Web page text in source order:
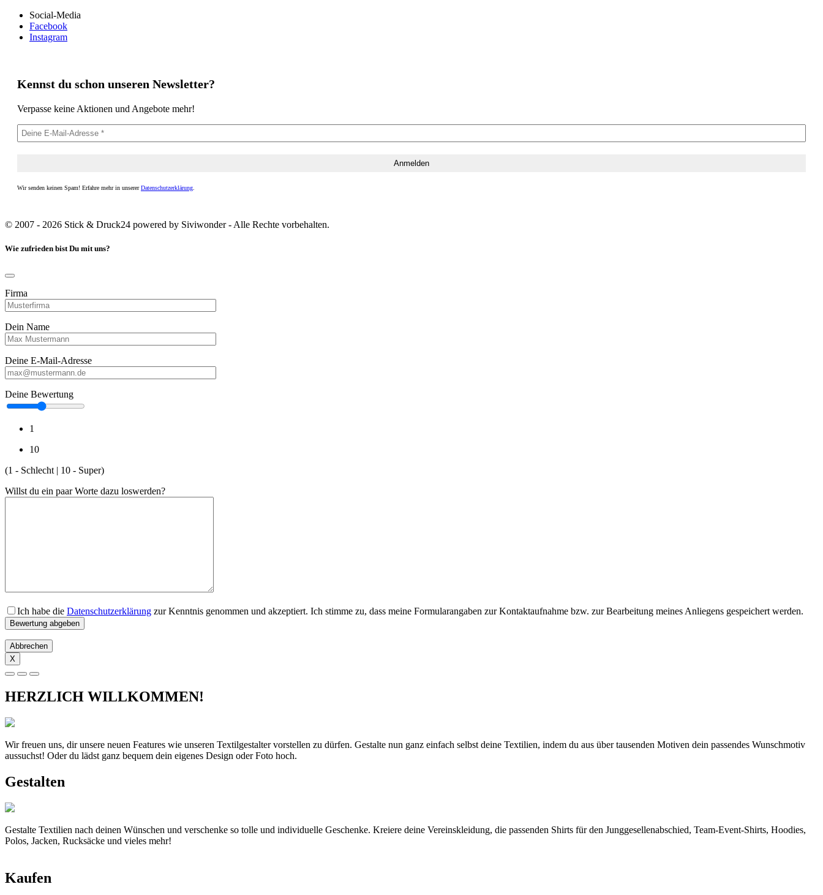
Social-Media
Facebook
Instagram
Kennst du schon unseren Newsletter?
Verpasse keine Aktionen und Angebote mehr!
Wir senden keinen Spam! Erfahre mehr in unsererDatenschutzerklärung
© 2007 - 2026 Stick & Druck24 powered by Siviwonder - Alle Rechte vorbehalten.
Wie zufrieden bist Du mit uns?
Firma
Dein Name
Deine E-Mail-Adresse
Deine Bewertung
1
10
(1 - Schlecht | 10 - Super)
Willst du ein paar Worte dazu loswerden?
Ich habe die Datenschutzerklärung zur Kenntnis genommen und akzeptiert. Ich stimme zu, dass meine Formularangaben zur Kontaktaufnahme bzw. zur Bearbeitung meines Anliegens gespeichert werden.
Abbrechen
X
HERZLICH WILLKOMMEN!
Wir freuen uns, dir unsere neuen Features wie unseren Textilgestalter vorstellen zu dürfen. Gestalte nun ganz einfach selbst deine Textilien, indem du aus über tausenden Motiven dein passendes Wunschmotiv
aussuchst! Oder du lädst ganz bequem dein eigenes Design oder Foto hoch.
Gestalten
Gestalte Textilien nach deinen Wünschen und verschenke so tolle und individuelle Geschenke. Kreiere deine Vereinskleidung, die passenden Shirts für den Junggesellenabschied, Team-Event-Shirts, Hoodies,
Polos, Jacken, Rucksäcke und vieles mehr!
Kaufen